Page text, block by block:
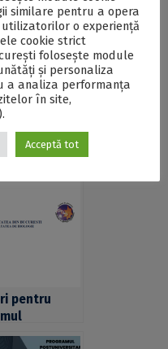
din București
postuniversitar de
continuă
din instituțiile de
până pe 5 martie 2023
pentru
de
similare pentru a opera
o experiență
cookie strict
folosește module
și personaliza
a analiza performanța
în site,
Acceptă tot